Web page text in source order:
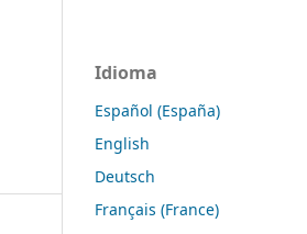
Idioma
Español (España)
English
Deutsch
Français (France)